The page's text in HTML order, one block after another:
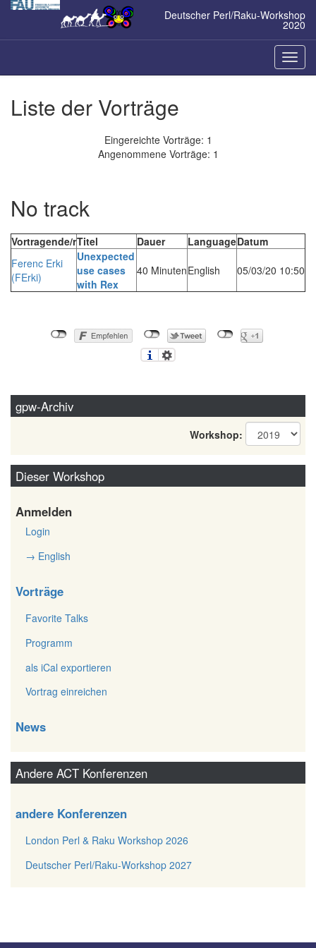
Zum
Deutscher Perl/Raku-Workshop
2020
ein-/
Liste der Vorträge
Eingereichte Vorträge: 1
Angenommene Vorträge: 1
No track
Vortragende/rTitel Dauer LanguageDatum
Ferenc Erki
(‎FErki‎)
‎Unexpected
use cases
with Rex‎
40 MinutenEnglish 05/03/20 10:50
gpw-Archiv
Workshop:
Dieser Workshop
Anmelden
Login
→ English
Vorträge
Favorite Talks
Programm
als iCal exportieren
Vortrag einreichen
News
Andere ACT Konferenzen
andere Konferenzen
London Perl & Raku Workshop 2026
Deutscher Perl/Raku-Workshop 2027